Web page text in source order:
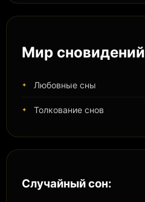
Мир сновидений
Любовные сны
Толкование снов
Случайный сон: